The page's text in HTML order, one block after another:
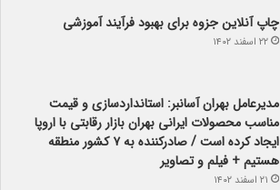
چاپ آنلاین جزوه برای بهبود فرآیند آموزشی
۲۲ اسفند ۱۴۰۲
مدیرعامل بهران آسانبر: استانداردسازی و قیمت
مناسب محصولات ایرانی بهران بازار رقابتی با اروپا
ایجاد کرده است / صادرکننده به ۷ کشور منطقه
هستیم + فیلم و تصاویر
۲۱ اسفند ۱۴۰۲